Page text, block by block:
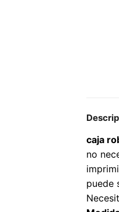
caja
no
puede